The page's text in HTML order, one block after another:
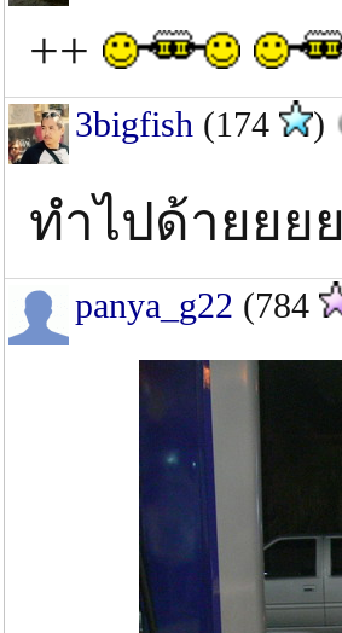
++
3bigfish (174 )
ทำไปด้ายยย
panya_g22 (784